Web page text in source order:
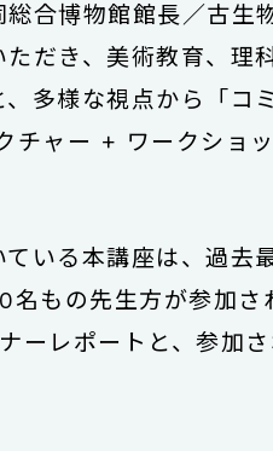
合博物館館長／古生
だき、美術教育、理
多様な視点から「コ
チャー + ワークショ
いる本講座は、過去
名もの先生方が参加さ
ーレポートと、参加